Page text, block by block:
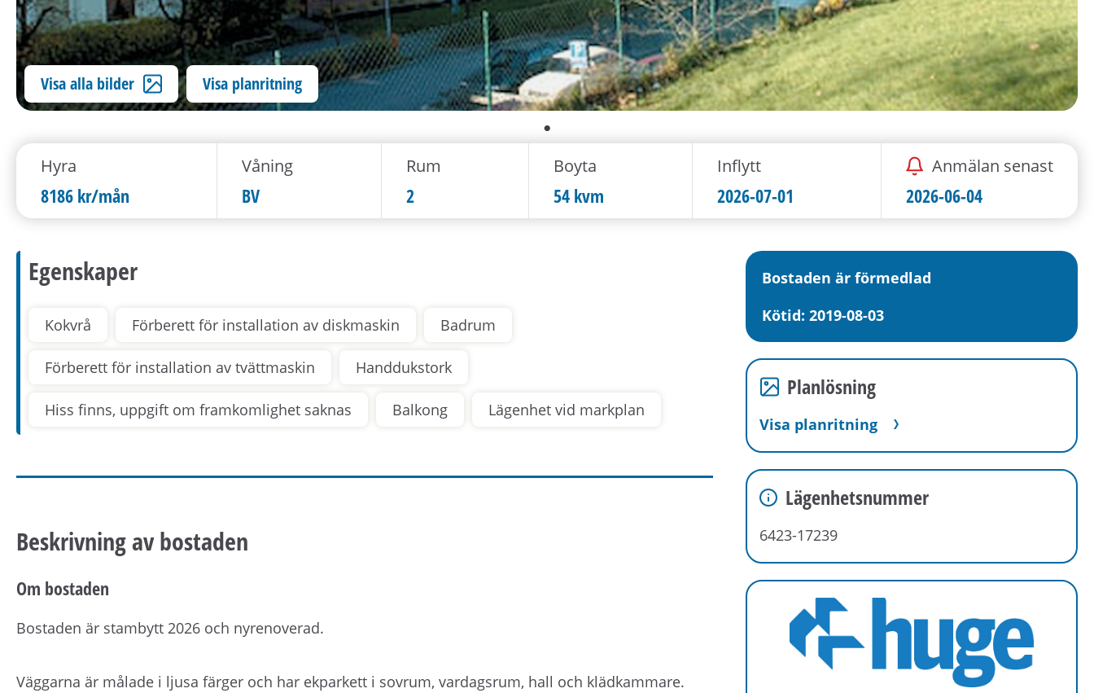
Visa alla bilder Visa planritning
Hyra
8186 kr/mån
Våning
BV
Rum
2
Boyta
54 kvm
Inflytt
2026-07-01
Anmälan senast
2026-06-04
Egenskaper
Kokvrå Förberett för installation av diskmaskin Badrum
Förberett för installation av tvättmaskin Handdukstork
Hiss finns, uppgift om framkomlighet saknas Balkong Lägenhet vid markplan
Beskrivning av bostaden
Om bostaden
Bostaden är stambytt 2026 och nyrenoverad.
Väggarna är målade i ljusa färger och har ekparkett i sovrum, vardagsrum, hall och klädkammare.
Bostaden är förmedlad
Kötid: 2019-08-03
Planlösning
Visa planritning
Lägenhetsnummer
6423-17239